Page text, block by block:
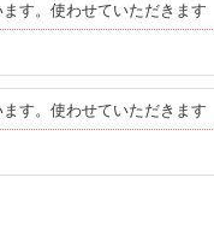
す。使わせていただきます
す。使わせていただきます